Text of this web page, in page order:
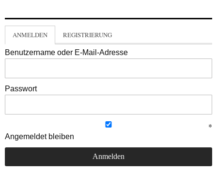
ANMELDEN REGISTRIERUNG
Benutzername oder E-Mail-Adresse
Passwort
Angemeldet bleiben